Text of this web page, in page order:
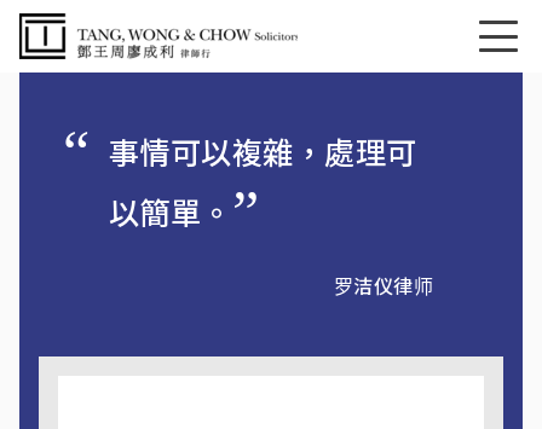
事情可以複雜，處理可
以簡單。
罗洁仪律师